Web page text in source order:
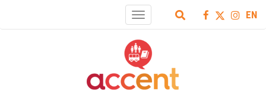
EN
Toggle
navigation